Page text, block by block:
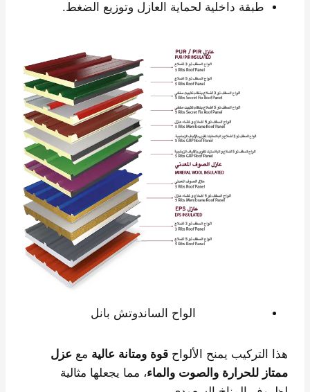
طبقة داخلية لحماية العازل وتوزيع الضغط.
الواح الساندوتش بانل
هذا التركيب يمنح الألواح قوة ومتانة عالية مع عزل
ممتاز للحرارة والصوت والماء، مما يجعلها مثالية